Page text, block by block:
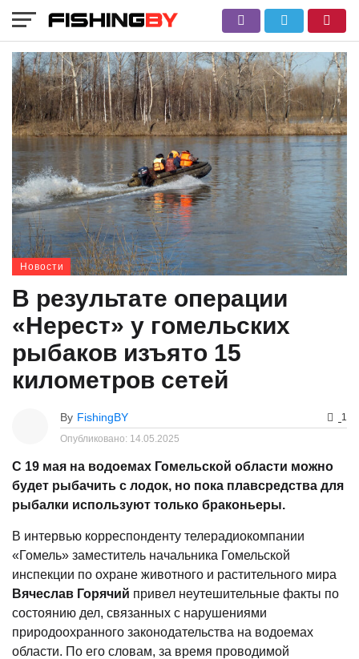
Новости
В результате операции
«Нерест» у гомельских
рыбаков изъято 15
километров сетей
By FishingBY
1
Опубликовано: 14.05.2025
С 19 мая на водоемах Гомельской области можно
будет рыбачить с лодок, но пока плавсредства для
рыбалки используют только браконьеры.
В интервью корреспонденту телерадиокомпании
«Гомель» заместитель начальника Гомельской
инспекции по охране животного и растительного мира
Вячеслав Горячий привел неутешительные факты по
состоянию дел, связанных с нарушениями
природоохранного законодательства на водоемах
области. По его словам, за время проводимой